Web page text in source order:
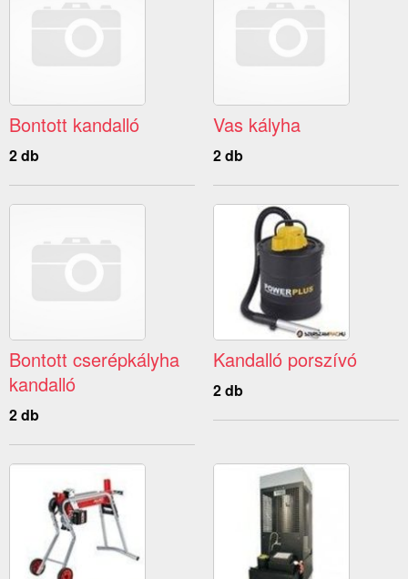
Bontott kandalló
2 db
Vas kályha
2 db
Bontott cserépkályha
kandalló
2 db
Kandalló porszívó
2 db